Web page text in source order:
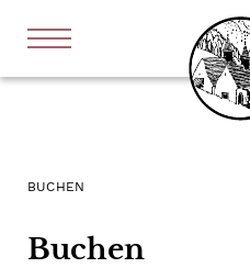
BUCHEN
Buchen